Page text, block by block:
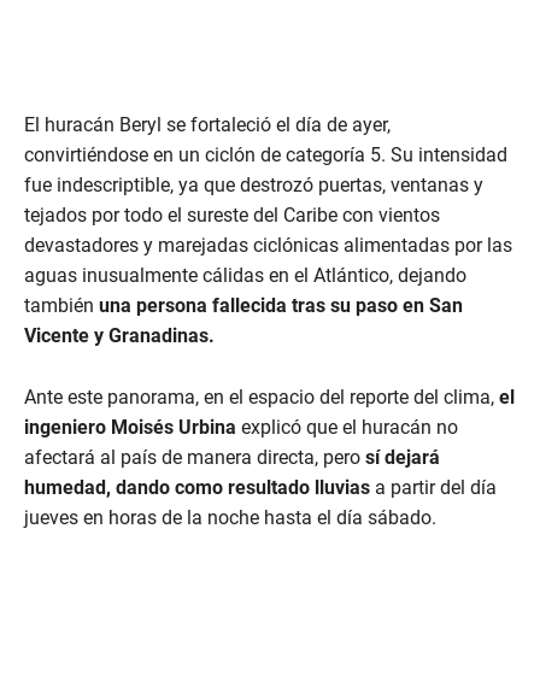
El huracán Beryl se fortaleció el día de ayer,
convirtiéndose en un ciclón de categoría 5. Su intensidad
fue indescriptible, ya que destrozó puertas, ventanas y
tejados por todo el sureste del Caribe con vientos
devastadores y marejadas ciclónicas alimentadas por las
aguas inusualmente cálidas en el Atlántico, dejando
también una persona fallecida tras su paso en San
Vicente y Granadinas.
Ante este panorama, en el espacio del reporte del clima, el
ingeniero Moisés Urbina explicó que el huracán no
afectará al país de manera directa, pero sí dejará
humedad, dando como resultado lluvias a partir del día
jueves en horas de la noche hasta el día sábado.